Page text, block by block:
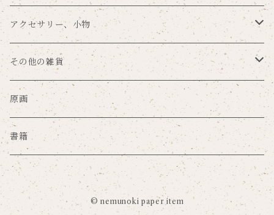
ゆらり本舗×nemunoki
文房具DJmaki×nemunoki
mug×nemunoki
merilforel×nemunoki
ノート
ファイル
ステッカー
ポスター
ペーパーインセンス
撮影用背景紙
留め帯なし
プラスチックハードカバー
ミラーケース
サンドアートケース
グリッターケース
押し花レジンケース
強化ガラスケース
タブレットカバー
カードポケット
マウスパッド
その他のPC・モバイルグッズ
バッグ
ポーチ
キーケース
コインケース
カードケース
パスケース
アクセサリー、小物
キーホルダー
ブローチ
缶バッジ、ピンズ
手鏡
クリーニングクロス
その他の雑貨
マスク
珪藻土グッズ
ハンカチ
キッチングッズ
原画
書籍
© nemunoki paper item